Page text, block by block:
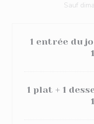
Sauf
1 entrée du
1 plat + 1